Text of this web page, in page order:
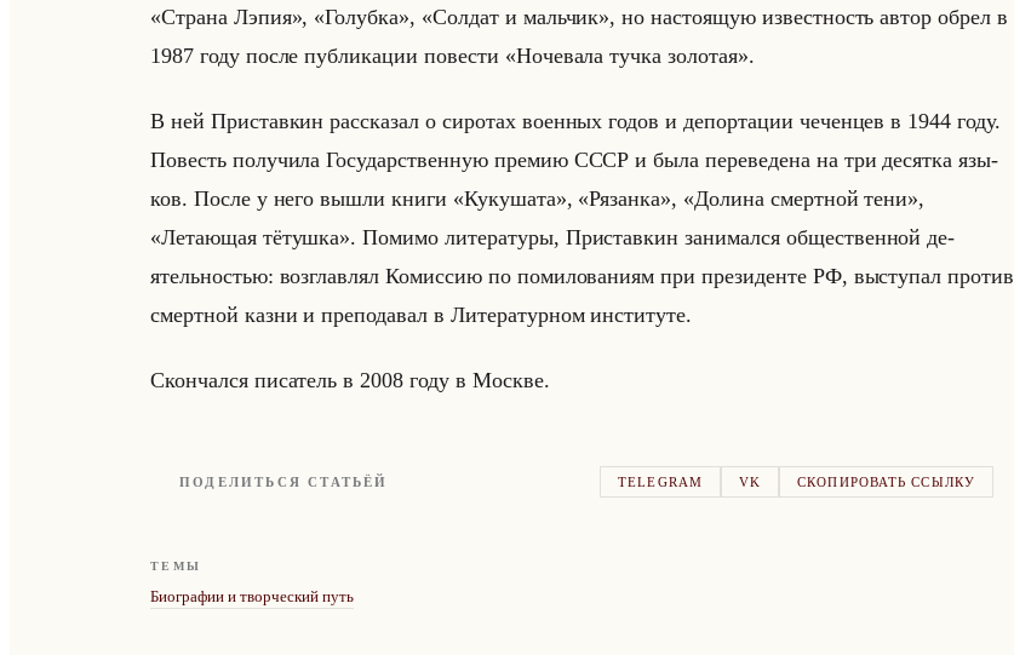
«Страна Лэпия», «Голубка», «Солдат и мальчик», но на­сто­ящую из­вест­ность автор обрел в
1987 году после пуб­ли­ка­ции по­ве­сти «Ночевала тучка золотая».
В ней При­став­кин рас­ска­зал о си­ро­тах во­ен­ных годов и де­пор­та­ции че­чен­цев в 1944 году.
По­весть по­лу­чи­ла Го­су­дар­ствен­ную пре­мию СССР и была пе­ре­ве­де­на на три де­сят­ка язы­
ков. После у него вышли книги «Кукушата», «Рязанка», «Долина смертной тени»,
«Летающая тётушка». По­ми­мо ли­те­ра­ту­ры, При­став­кин за­ни­мал­ся об­ще­ствен­ной де­
ятельно­стью: воз­глав­лял Ко­мис­сию по по­ми­ло­ва­ни­ям при пре­зи­ден­те РФ, вы­сту­пал про­тив
смерт­ной казни и пре­по­да­вал в Ли­те­ра­тур­ном ин­сти­ту­те.
Скон­чал­ся пи­са­тель в 2008 году в Москве.
ПОДЕЛИТЬСЯ СТАТЬЁЙ TELEGRAM VK СКОПИРОВАТЬ ССЫЛКУ
ТЕМЫ
Биографии и творческий путь